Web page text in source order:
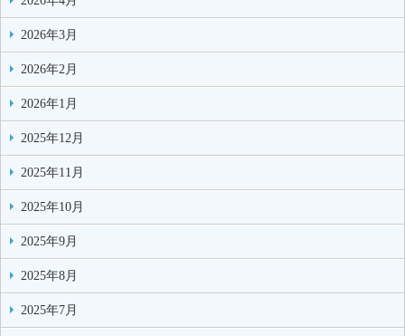
2026年3月
2026年2月
2026年1月
2025年12月
2025年11月
2025年10月
2025年9月
2025年8月
2025年7月